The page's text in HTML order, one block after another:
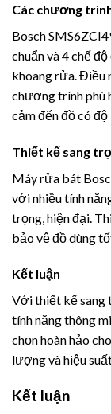
Các chương
Bosch
chuẩn và 4 chế
khoang rửa. Điều
chương trình phù
cảm đến đồ có độ
Thiết kế sang
Máy rửa bát
với nhiều tính
trọng, hiện đại.
bảo vệ đồ dùng
Kết luận
Với thiết kế sang
tính năng thông
chọn hoàn hảo
lượng và hiệu
Kết luận